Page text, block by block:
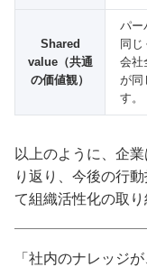
Shared
value（共通
の価値観）
パー
同じ
会社
が同
す。
以上のように、企
り返り、今後の行
て組織活性化の取
「社内のナレッジ